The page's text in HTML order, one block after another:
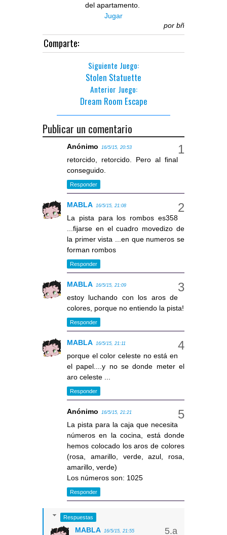
del apartamento.
Jugar
por bñ
Comparte:
Siguiente Juego:
Stolen Statuette
Anterior Juego:
Dream Room Escape
Publicar un comentario
Anónimo 16/5/15, 20:53
retorcido, retorcido. Pero al final
conseguido.
Responder
MABLA 16/5/15, 21:08
La pista para los rombos es358
...fijarse en el cuadro movedizo de
la primer vista ...en que numeros se
forman rombos
Responder
MABLA 16/5/15, 21:09
estoy luchando con los aros de
colores, porque no entiendo la pista!
Responder
MABLA 16/5/15, 21:11
porque el color celeste no está en
el papel....y no se donde meter el
aro celeste ...
Responder
Anónimo 16/5/15, 21:21
La pista para la caja que necesita
números en la cocina, está donde
hemos colocado los aros de colores
(rosa, amarillo, verde, azul, rosa,
amarillo, verde)
Los números son: 1025
Responder
Respuestas
MABLA 16/5/15, 21:55